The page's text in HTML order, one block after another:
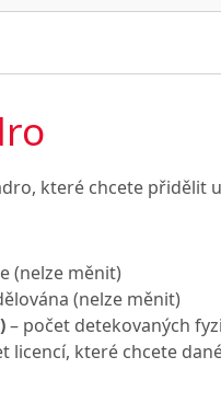
které chcete přidělit
(nelze měnit)
(nelze měnit)
– počet detekovaných
licencí, které chcete